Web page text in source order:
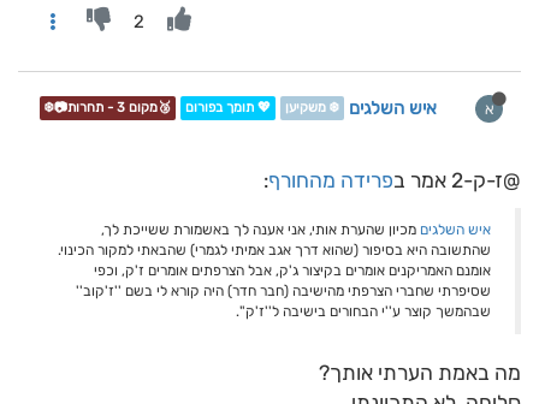
2
א איש השלגים ❄️ משקיען 💖 תומך בפורום 🥉מקום 3 - תחרות📷❄️
@ז-ק-2 אמר ב פרידה מהחורף:
איש השלגים מכיון שהערת אותי, אני אענה לך באשמורת ששייכת לך,
שהתשובה היא בסיפור (שהוא דרך אגב אמיתי לגמרי) שהבאתי למקור הכינוי.
אומנם האמריקנים אומרים בקיצור ג'ק, אבל הצרפתים אומרים ז'ק, וכפי
שסיפרתי שחברי הצרפתי מהישיבה (חבר חדר) היה קורא לי בשם ''ז'קוב''
שבהמשך קוצר ע''י הבחורים בישיבה ל''ז'ק''.
מה באמת הערתי אותך?